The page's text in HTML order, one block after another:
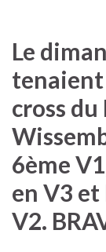
Le
tenaient
cross du
6ème
en V3 et
V2.